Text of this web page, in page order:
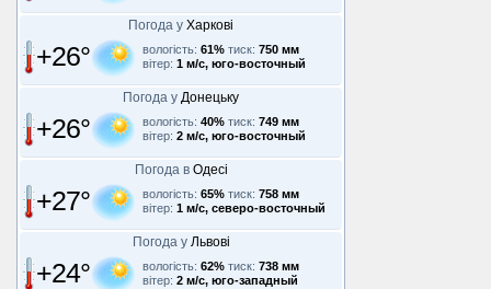
Погода у Харкові
+26° вологість: 61% тиск: 750 мм
вітер: 1 м/с, юго-восточный
Погода у Донецьку
+26° вологість: 40% тиск: 749 мм
вітер: 2 м/с, юго-восточный
Погода в Одесі
+27° вологість: 65% тиск: 758 мм
вітер: 1 м/с, северо-восточный
Погода у Львові
+24° вологість: 62% тиск: 738 мм
вітер: 2 м/с, юго-западный